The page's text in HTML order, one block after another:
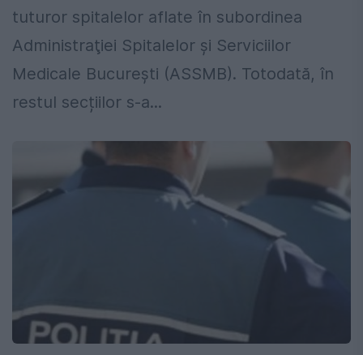
tuturor spitalelor aflate în subordinea
Administraţiei Spitalelor şi Serviciilor
Medicale Bucureşti (ASSMB). Totodată, în
restul secțiilor s-a...